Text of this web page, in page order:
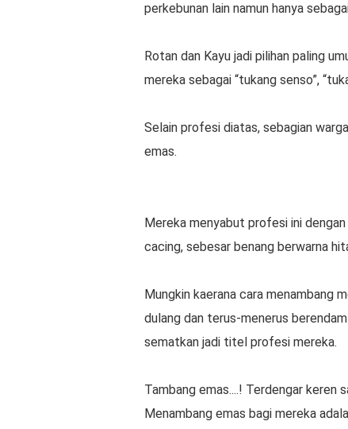
perkebunan lain namun hanya
Rotan dan Kayu jadi pilihan paling
mereka sebagai “tukang senso”,
Selain profesi diatas, sebagian
emas.
Mereka menyabut profesi ini
cacing, sebesar benang berwarna
Mungkin kaerana cara menambang
dulang dan terus-menerus
sematkan jadi titel profesi mereka.
Tambang emas....! Terdengar keren
Menambang emas bagi mereka